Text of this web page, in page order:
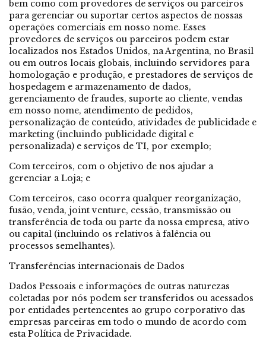
bem como com provedores de serviços ou parceiros
para gerenciar ou suportar certos aspectos de nossas
operações comerciais em nosso nome. Esses
provedores de serviços ou parceiros podem estar
localizados nos Estados Unidos, na Argentina, no Brasil
ou em outros locais globais, incluindo servidores para
homologação e produção, e prestadores de serviços de
hospedagem e armazenamento de dados,
gerenciamento de fraudes, suporte ao cliente, vendas
em nosso nome, atendimento de pedidos,
personalização de conteúdo, atividades de publicidade e
marketing (incluindo publicidade digital e
personalizada) e serviços de TI, por exemplo;
Com terceiros, com o objetivo de nos ajudar a
gerenciar a Loja; e
Com terceiros, caso ocorra qualquer reorganização,
fusão, venda, joint venture, cessão, transmissão ou
transferência de toda ou parte da nossa empresa, ativo
ou capital (incluindo os relativos à falência ou
processos semelhantes).
Transferências internacionais de Dados
Dados Pessoais e informações de outras naturezas
coletadas por nós podem ser transferidos ou acessados
por entidades pertencentes ao grupo corporativo das
empresas parceiras em todo o mundo de acordo com
esta Política de Privacidade.